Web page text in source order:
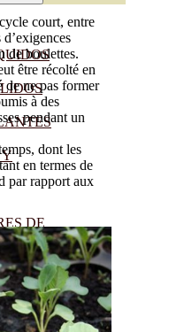
Y
DE
Y ENGORDE
court, entre
de boulettes.
être récolté en
ne pas former
à des
pendant un
dont les
en termes de
par rapport aux